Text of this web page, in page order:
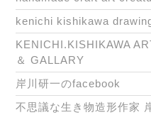
kenichi kishikawa
KENICHI.KISHIKAWA
＆ GALLARY
岸川研一のfacebook
不思議な生き物造形作家